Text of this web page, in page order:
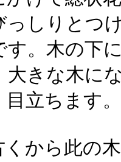
っしりとつ
す。木の下
大きな木に
目立ちま
から此の